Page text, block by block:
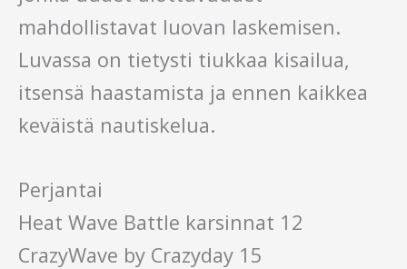
mahdollistavat luovan laskemisen.
Luvassa on tietysti tiukkaa kisailua,
itsensä haastamista ja ennen kaikkea
keväistä nautiskelua.
Perjantai
Heat Wave Battle karsinnat 12
CrazyWave by Crazyday 15